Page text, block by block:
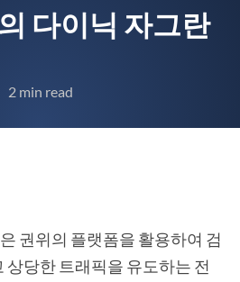
다이닉 자그란
2 min read
권위의 플랫폼을 활용하여 검
상당한 트래픽을 유도하는 전